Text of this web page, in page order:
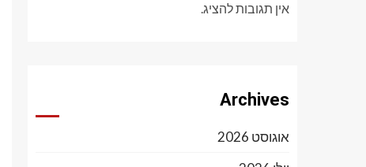
אין תגובות להציג.
Archives
אוגוסט 2026